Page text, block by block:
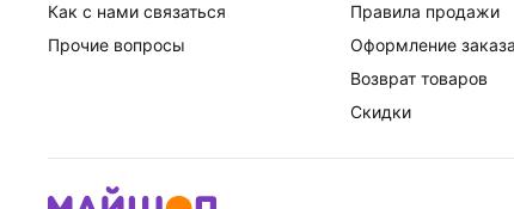
Как с нами связаться
Прочие вопросы
Правила продажи
Оформление заказа
Возврат товаров
Скидки